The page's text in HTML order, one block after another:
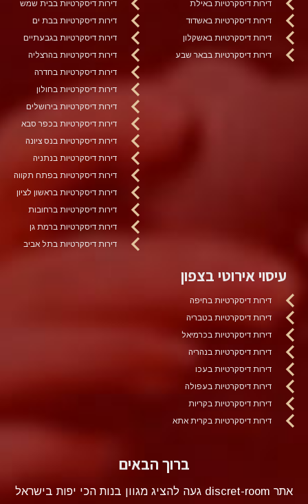
דירות דיסקרטיות באילת
דירות דיסקרטיות באשדוד
דירות דיסקרטיות באשקלון
דירות דיסקרטיות בבאר שבע
דירות דיסקרטיות בבית שמש
דירות דיסקרטיות בבת ים
דירות דיסקרטיות בגבעתיים
דירות דיסקרטיות בהרצליה
דירות דיסקרטיות בחדרה
דירות דיסקרטיות בחולון
דירות דיסקרטיות בירושלים
דירות דיסקרטיות בכפר סבא
דירות דיסקרטיות בנס ציונה
דירות דיסקרטיות בנתניה
דירות דיסקרטיות בפתח תקווה
דירות דיסקרטיות בראשון לציון
דירות דיסקרטיות ברחובות
דירות דיסקרטיות ברמת גן
דירות דיסקרטיות בתל אביב
עיסוי אירוטי בצפון
דירות דיסקרטיות בחיפה
דירות דיסקרטיות בטבריה
דירות דיסקרטיות בכרמיאל
דירות דיסקרטיות בנהריה
דירות דיסקרטיות בעכו
דירות דיסקרטיות בעפולה
דירות דיסקרטיות בקריות
דירות דיסקרטיות בקרית אתא
ברוך הבאים
אתר discret-room געה להציג מגוון בנות הכי יפות בישראל